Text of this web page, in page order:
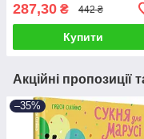
287,30 ₴ 442 ₴
Купити
Акційні пропозиції
–35%